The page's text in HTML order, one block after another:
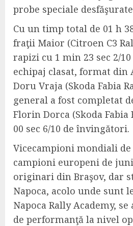
probe speciale
Cu un timp total de 01 h
fraţii Maior (Citroen C3
rapizi cu 1 min 23 sec 2/
echipaj clasat, format din
Doru Vraja (Skoda Fabia
general a fost completat
Florin Dorca (Skoda Fabia
00 sec 6/10 de învingători.
Vicecampioni mondiali
campioni europeni de
originari din Braşov, dar
Napoca, acolo unde sunt
Napoca Rally Academy,
de performanţă la nivel